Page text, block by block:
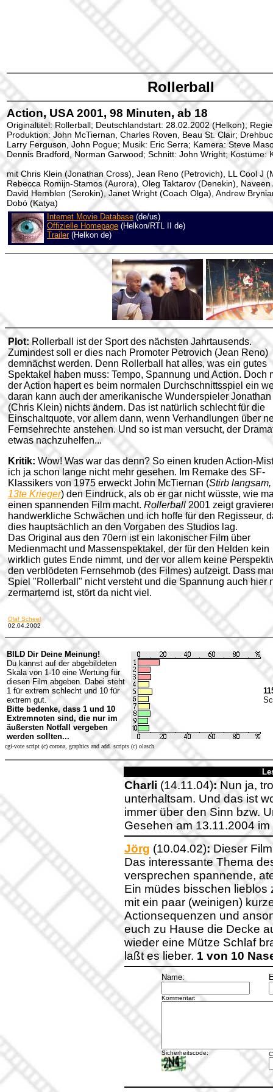
Rollerball
Action, USA 2001, 98 Minuten, ab 18
Originaltitel: Rollerball; Deutschlandstart: 28.02.2002 (Helkon);
Produktion: John McTiernan, Charles Roven, Beau St. Clair;
Larry Ferguson, John Pogue; Musik: Eric Serra; Kamera: Steve
Dennis Bradford, Norman Garwood; Schnitt: John Wright; Kostüme:
mit Chris Klein (Jonathan Cross), Jean Reno (Petrovich), LL Cool J
Rebecca Romijn-Stamos (Aurora), Oleg Taktarov (Denekin),
David Hemblen (Serokin), Janet Wright (Coach Olga), Andrew
Dobó (Katya)
Internet Movie Database (de/us)
Offizielle Homepage (Helkon/RTL II de)
Trailer(Helkon de)
Plot: Rollerball ist der Sport des nächsten Jahrtausends.
Zumindest soll er dies nach Promoter Petrovich (Jean Reno)
demnächst werden. Denn Rollerball hat alles, was ein gutes
Spektakel haben muss: Tempo, Spannung und Action. Doch
der Action hapert es beim normalen Durchschnittsspiel ein
daran kann auch der amerikanische Wunderspieler Jonathan
(Chris Klein) nichts ändern. Das ist natürlich schlecht für die
Einschaltquote, vor allem dann, wenn Verhandlungen über
Fernsehrechte anstehen. Und so ist man versucht, der
etwas nachzuhelfen...
Kritik: Wow! Was war das denn? So einen kruden Action-
ich ja schon lange nicht mehr gesehen. Im Remake des SF-
Klassikers von 1975 erweckt John McTiernan (Stirb langsam,
13te Krieger) den Eindruck, als ob er gar nicht wüsste, wie
einen spannenden Film macht. Rollerball 2001 zeigt
handwerkliche Schwächen und ich hoffe für den Regisseur,
dies hauptsächlich an den Vorgaben des Studios lag.
Das Original aus den 70ern ist ein lakonischer Film über
Medienmacht und Massenspektakel, der für den Helden kein
wirklich gutes Ende nimmt, und der vor allem keine
den verblödeten Fernsehmob (des Filmes) aufzeigt. Dass
Spiel "Rollerball" nicht versteht und die Spannung auch hier
zermarternd ist, stört da nicht viel.
Olaf Scheel
02.04.2002
BILD Dir Deine Meinung!
Du kannst auf der abgebildeten
Skala von 1-10 eine Wertung für
diesen Film abgeben. Dabei steht
1 für extrem schlecht und 10 für
extrem gut.
Bitte bedenke, dass 1 und 10
Extremnoten sind, die nur im
äußersten Notfall vergeben
werden sollten...
cgi-vote script (c) corona, graphics and add. scripts (c) olasch
Charli (14.11.04): Nun ja,
unterhaltsam. Und das ist
immer über den Sinn bzw.
Gesehen am 13.11.2004
Jörg (10.04.02):Dieser
Das interessante Thema
versprechen spannende,
Ein müdes bisschen
mit ein paar (weinigen)
Actionsequenzen und
euch zu Hause die Decke
wieder eine Mütze Schlaf
laßt es lieber. 1 von 10
Name:
Kommentar:
Sicherheitscode: